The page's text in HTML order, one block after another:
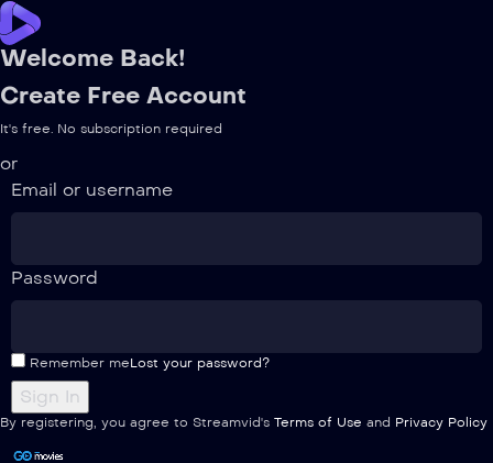
Welcome Back!
Create Free Account
It's free. No subscription required
or
Email or username
Password
Remember meLost your password?
By registering, you agree to Streamvid's Terms of Use and Privacy Policy